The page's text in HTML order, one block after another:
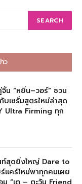
ว
จิ้น “หยิ่น–วอร์” ชวน
บเซรั่มสูตรใหม่ล่าสุด
Ultra Firming ทุก
ท์สุดยิ่งใหญ่ Dare to
แคร์ใหม่พาทุกคนเผย